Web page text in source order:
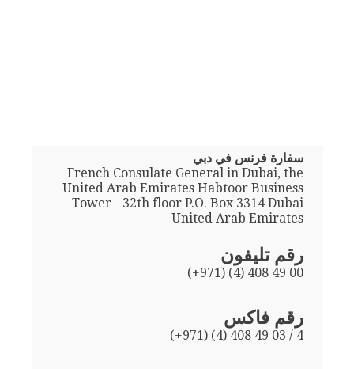
سفارة فرنس في دبي
French Consulate General in Dubai, the
United Arab Emirates Habtoor Business
Tower - 32th floor P.O. Box 3314 Dubai
United Arab Emirates
رقم تليفون
(+971) (4) 408 49 00
رقم فاكس
(+971) (4) 408 49 03 / 4